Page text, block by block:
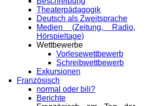
Theaterpädagogik
Deutsch als Zweitsprache
Medien (Zeitung, Radio,
Hörspieltage)
Wettbewerbe
Vorlesewettbewerb
Schreibwettbewerb
Exkursionen
Französisch
normal oder bili?
Berichte